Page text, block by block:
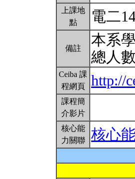
上課地
點
電二
備註
本系
總人
Ceiba 課
程網頁
http://
課程簡
介影片
核心能
力關聯
核心